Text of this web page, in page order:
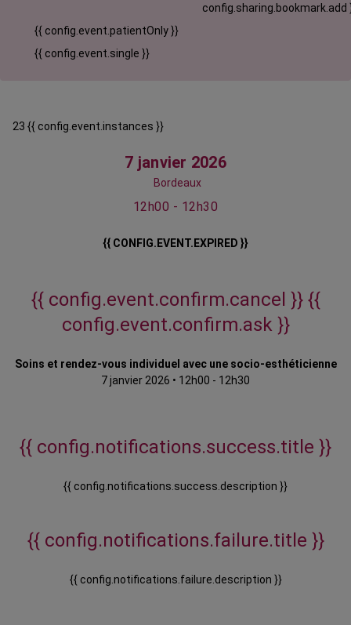
config.sharing.bookmark.add
{{ config.event.patientOnly }}
{{ config.event.single }}
23 {{ config.event.instances }}
7 janvier 2026
Bordeaux
12h00 - 12h30
{{ CONFIG.EVENT.EXPIRED }}
{{ config.event.confirm.cancel }} {{
config.event.confirm.ask }}
Soins et rendez-vous individuel avec une socio-esthéticienne
7 janvier 2026 • 12h00 - 12h30
{{ config.notifications.success.title }}
{{ config.notifications.success.description }}
{{ config.notifications.failure.title }}
{{ config.notifications.failure.description }}